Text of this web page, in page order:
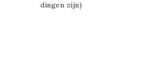
dingen zijn)